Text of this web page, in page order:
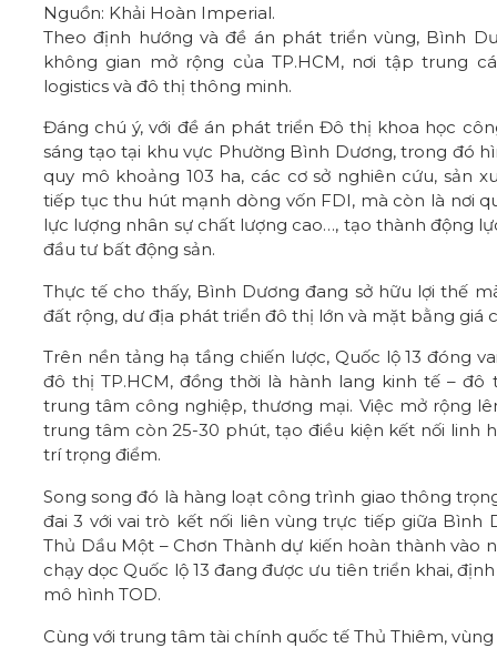
Nguồn: Khải Hoàn Imperial.
Theo định hướng và đề án phát triển vùng, Bình
không gian mở rộng của TP.HCM, nơi tập trung
logistics và đô thị thông minh.
Đáng chú ý, với đề án phát triển Đô thị khoa học
sáng tạo tại khu vực Phường Bình Dương, trong đó
quy mô khoảng 103 ha, các cơ sở nghiên cứu, sản
tiếp tục thu hút mạnh dòng vốn FDI, mà còn là nơi
lực lượng nhân sự chất lượng cao…, tạo thành động
đầu tư bất động sản.
Thực tế cho thấy, Bình Dương đang sở hữu lợi thế
đất rộng, dư địa phát triển đô thị lớn và mặt bằng giá
Trên nền tảng hạ tầng chiến lược, Quốc lộ 13 đóng
đô thị TP.HCM, đồng thời là hành lang kinh tế –
trung tâm công nghiệp, thương mại. Việc mở rộng
trung tâm còn 25-30 phút, tạo điều kiện kết nối linh
trí trọng điểm.
Song song đó là hàng loạt công trình giao thông
đai 3 với vai trò kết nối liên vùng trực tiếp giữa Bình
Thủ Dầu Một – Chơn Thành dự kiến hoàn thành vào
chạy dọc Quốc lộ 13 đang được ưu tiên triển khai,
mô hình TOD.
Cùng với trung tâm tài chính quốc tế Thủ Thiêm,